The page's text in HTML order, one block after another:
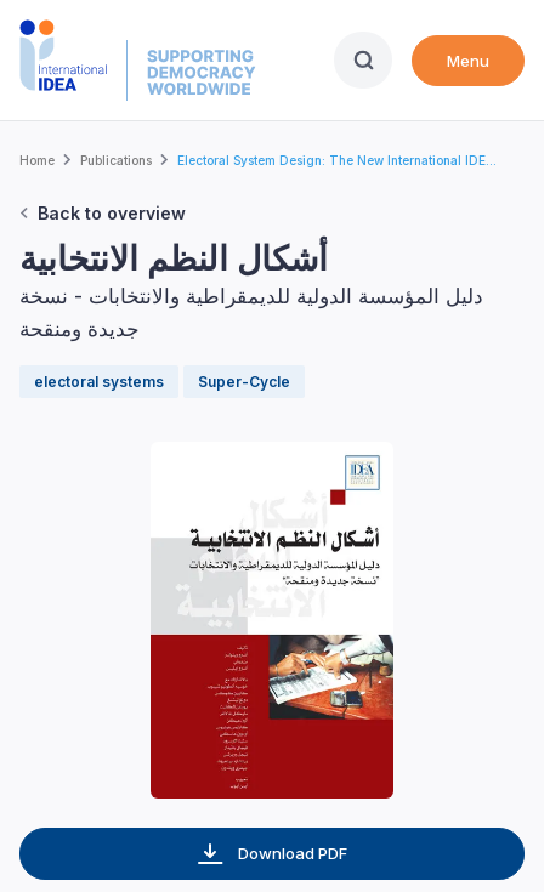
Skip
Menu
Breadcrumb
Home Publications Electoral System Design: The New International IDE...
Back to overview
أشكال النظم الانتخابية
دليل المؤسسة الدولية للديمقراطية والانتخابات - نسخة
جديدة ومنقحة
electoral systems Super-Cycle
Download PDF